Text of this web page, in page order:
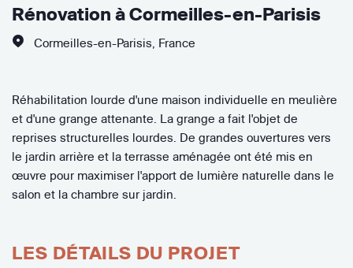
Rénovation à Cormeilles-en-Parisis
Cormeilles-en-Parisis France
Réhabilitation lourde d'une maison individuelle en meulière
et d'une grange attenante. La grange a fait l'objet de
reprises structurelles lourdes. De grandes ouvertures vers
le jardin arrière et la terrasse aménagée ont été mis en
œuvre pour maximiser l'apport de lumière naturelle dans le
salon et la chambre sur jardin.
LES DÉTAILS DU PROJET